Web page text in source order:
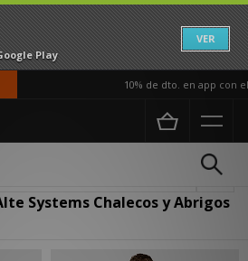
Play
VER
10% de dto. en app con el
Systems Chalecos y Abrigos